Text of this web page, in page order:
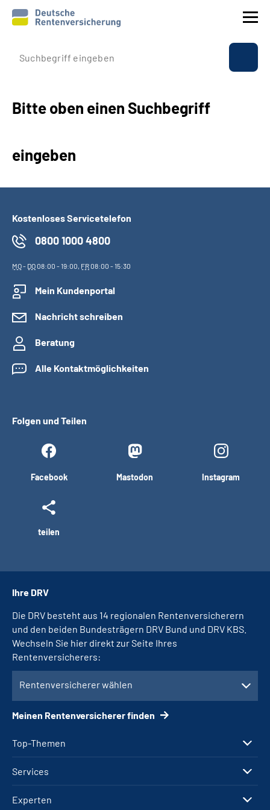
Prävention
Reha
Beratung & Kontakt
Über uns & Presse
Online-Services
Suche
Inhalte in Gebärdensprache (DGS)
Mein Kundenportal
Bitte oben einen Suchbegriff
eingeben
Kostenloses Servicetelefon
0800 1000 4800
MO- DO08:00 - 19:00, FR08:00 - 15:30
Mein Kundenportal
Nachricht schreiben
Beratung
Alle Kontaktmöglichkeiten
Folgen und Teilen
Facebook Mastodon Instagram
teilen
Top-Themen
Services
Experten
Ihre DRV
Die DRV besteht aus 14 regionalen Rentenversicherern
und den beiden Bundesträgern DRV Bund und DRV KBS.
Wechseln Sie hier direkt zur Seite Ihres
Rentenversicherers:
Rentenversicherer wählen
Meinen Rentenversicherer finden